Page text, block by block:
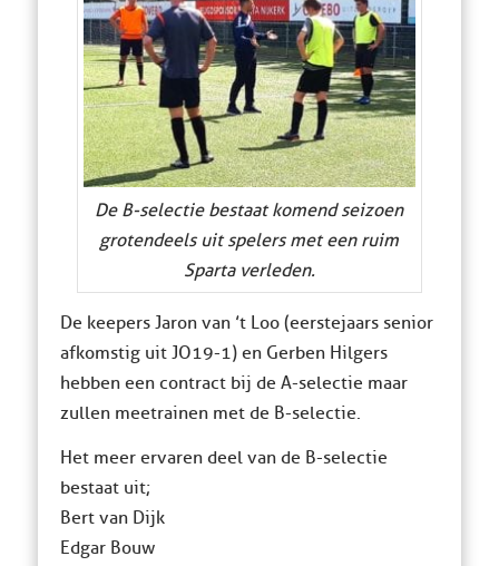
De B-selectie bestaat komend seizoen
grotendeels uit spelers met een ruim
Sparta verleden.
De keepers Jaron van ’t Loo (eerstejaars senior
afkomstig uit JO19-1) en Gerben Hilgers
hebben een contract bij de A-selectie maar
zullen meetrainen met de B-selectie.
Het meer ervaren deel van de B-selectie
bestaat uit;
Bert van Dijk
Edgar Bouw